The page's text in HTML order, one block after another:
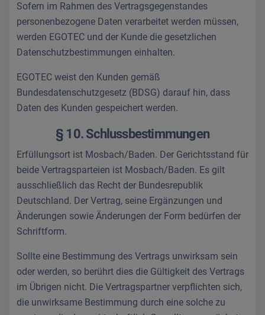
Sofern im Rahmen des Vertragsgegenstandes
personenbezogene Daten verarbeitet werden müssen,
werden EGOTEC und der Kunde die gesetzlichen
Datenschutzbestimmungen einhalten.
EGOTEC weist den Kunden gemäß
Bundesdatenschutzgesetz (BDSG) darauf hin, dass
Daten des Kunden gespeichert werden.
§ 10. Schlussbestimmungen
Erfüllungsort ist Mosbach/Baden. Der Gerichtsstand für
beide Vertragsparteien ist Mosbach/Baden. Es gilt
ausschließlich das Recht der Bundesrepublik
Deutschland. Der Vertrag, seine Ergänzungen und
Änderungen sowie Änderungen der Form bedürfen der
Schriftform.
Sollte eine Bestimmung des Vertrags unwirksam sein
oder werden, so berührt dies die Gültigkeit des Vertrags
im Übrigen nicht. Die Vertragspartner verpflichten sich,
die unwirksame Bestimmung durch eine solche zu